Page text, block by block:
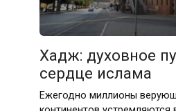
Хадж: духовное
сердце ислама
Ежегодно миллионы